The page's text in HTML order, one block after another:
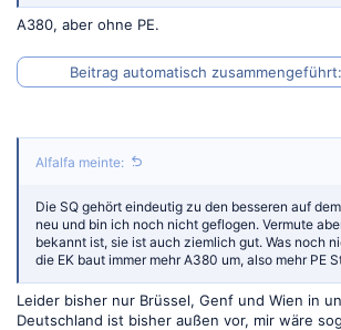
A380, aber ohne PE.
Beitrag automatisch zusammengeführt:
Alfalfa meinte:
Die SQ gehört eindeutig zu den besseren auf
neu und bin ich noch nicht geflogen. Vermute
bekannt ist, sie ist auch ziemlich gut. Was noch
die EK baut immer mehr A380 um, also mehr PE
Leider bisher nur Brüssel, Genf und Wien in
Deutschland ist bisher außen vor, mir wäre